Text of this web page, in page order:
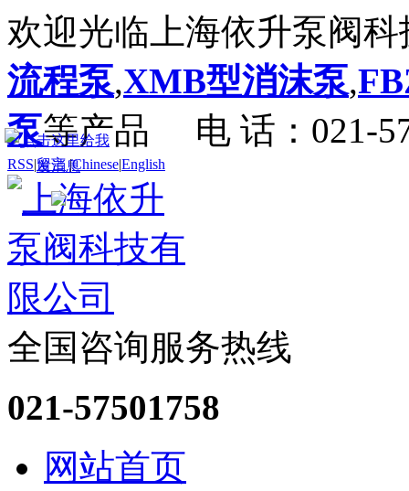
欢迎光临上海依升泵阀
流程泵,XMB型消沫泵,
泵等产品 电 话：021-
RSS|留言|Chinese|English
全国咨询服务热线
021-57501758
网站首页